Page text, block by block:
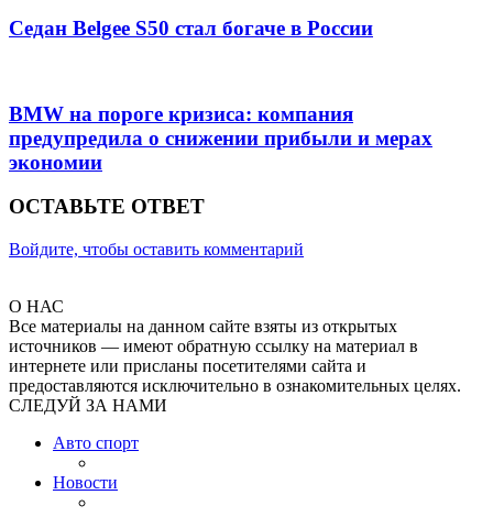
Седан Belgee S50 стал богаче в России
BMW на пороге кризиса: компания
предупредила о снижении прибыли и мерах
экономии
ОСТАВЬТЕ ОТВЕТ
Войдите, чтобы оставить комментарий
О НАС
Все материалы на данном сайте взяты из открытых
источников — имеют обратную ссылку на материал в
интернете или присланы посетителями сайта и
предоставляются исключительно в ознакомительных целях.
СЛЕДУЙ ЗА НАМИ
Авто спорт
Новости